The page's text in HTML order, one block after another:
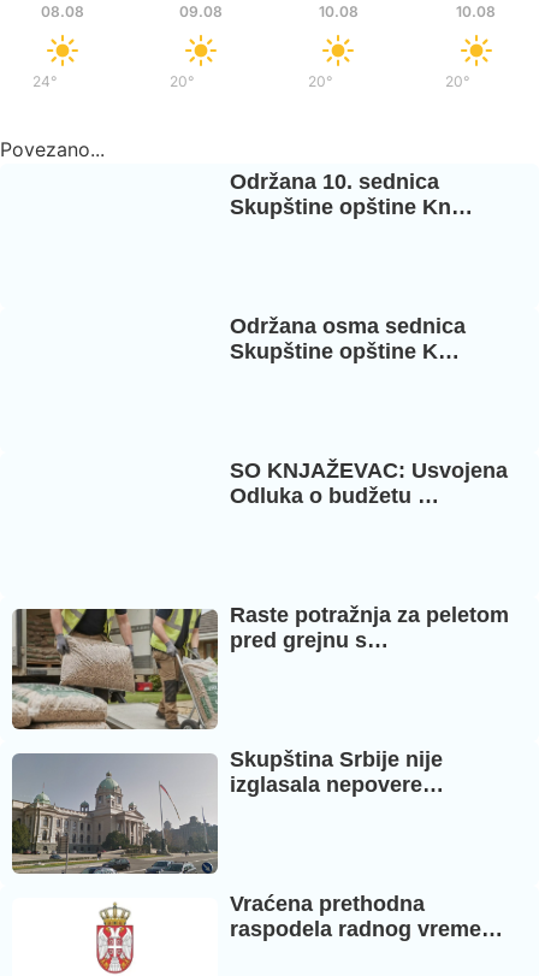
08.08
24°/
09.08
20°/
10.08
20°/
10.08
20°
Povezano...
Održana 10. sednica
Skupštine opštine Kn…
Održana osma sednica
Skupštine opštine K…
SO KNJAŽEVAC: Usvojena
Odluka o budžetu …
Raste potražnja za peletom
pred grejnu s…
Skupština Srbije nije
izglasala nepovere…
Vraćena prethodna
raspodela radnog vreme…